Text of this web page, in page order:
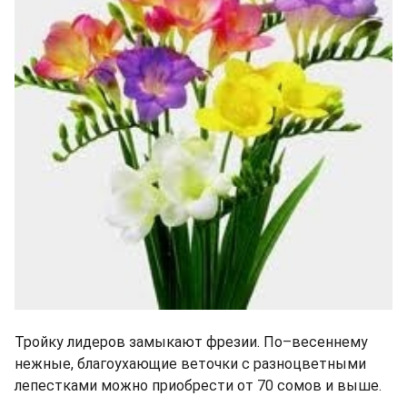
Тройку лидеров замыкают фрезии. По–весеннему
нежные, благоухающие веточки с разноцветными
лепестками можно приобрести от 70 сомов и выше.